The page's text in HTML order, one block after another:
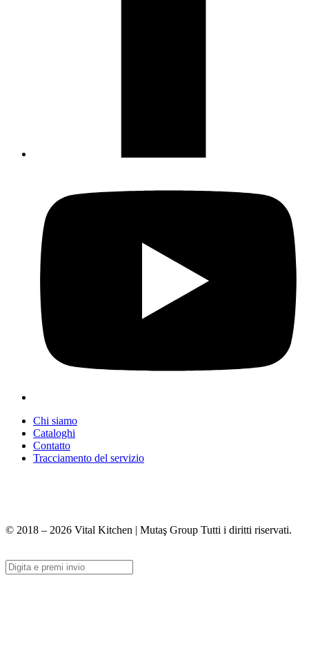
Chi siamo
Cataloghi
Contatto
Tracciamento del servizio
© 2018 – 2026 Vital Kitchen | Mutaş Group Tutti i diritti riservati.